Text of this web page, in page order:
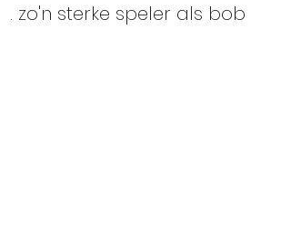
. zo'n sterke speler als bob